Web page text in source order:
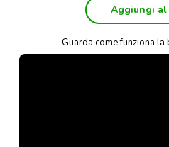
Aggiungi
Guarda come funziona la